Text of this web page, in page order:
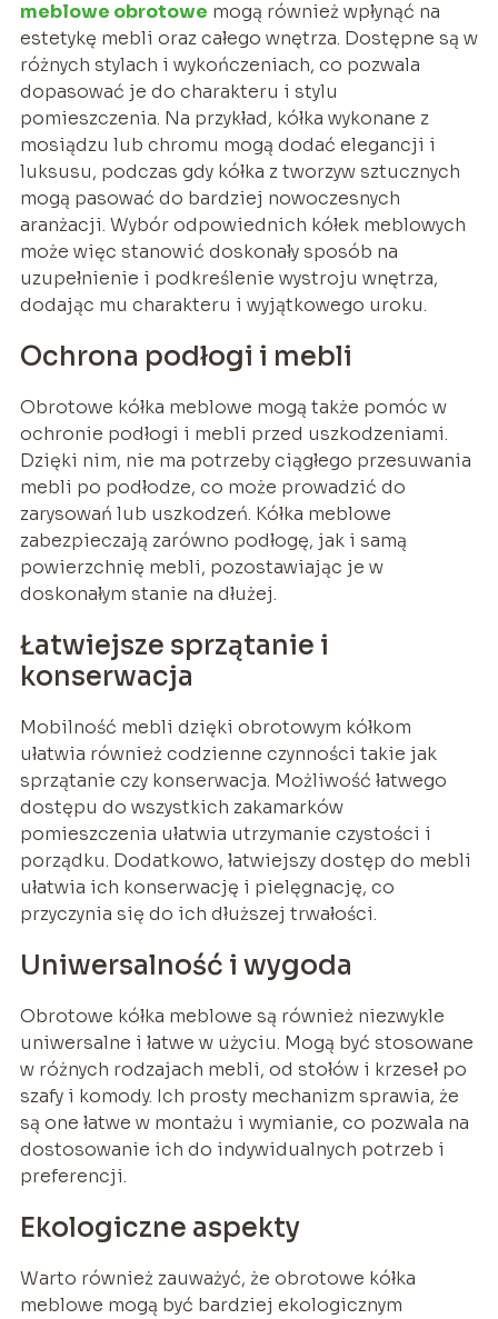
meblowe obrotowe mogą również wpłynąć na
estetykę mebli oraz całego wnętrza. Dostępne są w
różnych stylach i wykończeniach, co pozwala
dopasować je do charakteru i stylu
pomieszczenia. Na przykład, kółka wykonane z
mosiądzu lub chromu mogą dodać elegancji i
luksusu, podczas gdy kółka z tworzyw sztucznych
mogą pasować do bardziej nowoczesnych
aranżacji. Wybór odpowiednich kółek meblowych
może więc stanowić doskonały sposób na
uzupełnienie i podkreślenie wystroju wnętrza,
dodając mu charakteru i wyjątkowego uroku.
Ochrona podłogi i mebli
Obrotowe kółka meblowe mogą także pomóc w
ochronie podłogi i mebli przed uszkodzeniami.
Dzięki nim, nie ma potrzeby ciągłego przesuwania
mebli po podłodze, co może prowadzić do
zarysowań lub uszkodzeń. Kółka meblowe
zabezpieczają zarówno podłogę, jak i samą
powierzchnię mebli, pozostawiając je w
doskonałym stanie na dłużej.
Łatwiejsze sprzątanie i
konserwacja
Mobilność mebli dzięki obrotowym kółkom
ułatwia również codzienne czynności takie jak
sprzątanie czy konserwacja. Możliwość łatwego
dostępu do wszystkich zakamarków
pomieszczenia ułatwia utrzymanie czystości i
porządku. Dodatkowo, łatwiejszy dostęp do mebli
ułatwia ich konserwację i pielęgnację, co
przyczynia się do ich dłuższej trwałości.
Uniwersalność i wygoda
Obrotowe kółka meblowe są również niezwykle
uniwersalne i łatwe w użyciu. Mogą być stosowane
w różnych rodzajach mebli, od stołów i krzeseł po
szafy i komody. Ich prosty mechanizm sprawia, że
są one łatwe w montażu i wymianie, co pozwala na
dostosowanie ich do indywidualnych potrzeb i
preferencji.
Ekologiczne aspekty
Warto również zauważyć, że obrotowe kółka
meblowe mogą być bardziej ekologicznym